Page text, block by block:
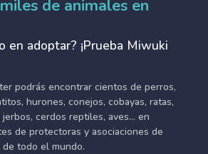
de animales en
en adoptar? ¡Prueba Miwuki
podrás encontrar cientos de perros,
hurones, conejos, cobayas, ratas,
cerdos reptiles, aves... en
de protectoras y asociaciones de
todo el mundo.